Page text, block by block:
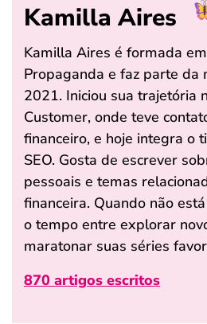
Kamilla Aires
Kamilla Aires é formada
Propaganda e faz parte da
2021. Iniciou sua trajetória
Customer, onde teve
financeiro, e hoje integra o
SEO. Gosta de escrever
pessoais e temas
financeira. Quando não
o tempo entre explorar
maratonar suas séries
870 artigos escritos